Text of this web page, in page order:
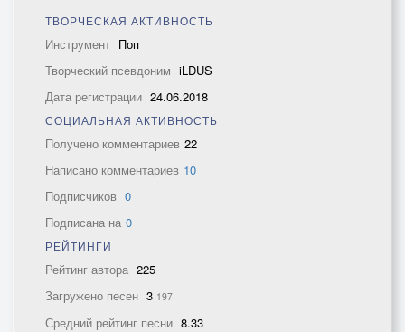
ТВОРЧЕСКАЯ АКТИВНОСТЬ
Инструмент Поп
Творческий псевдоним iLDUS
Дата регистрации 24.06.2018
СОЦИАЛЬНАЯ АКТИВНОСТЬ
Получено комментариев 22
Написано комментариев 10
Подписчиков 0
Подписана на 0
РЕЙТИНГИ
Рейтинг автора 225
Загружено песен 3 197
Средний рейтинг песни 8.33